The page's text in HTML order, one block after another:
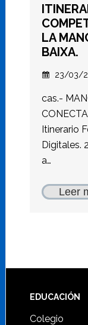
LA
BAIXA.
23/03/
cas.-
Itinerario
Digitales.
a…
Leer
Footer
EDUCACIÓN
Colegio